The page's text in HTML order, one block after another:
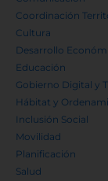
Coordinación
Cultura
Desarrollo
Educación
Gobierno Digital y
Hábitat y
Inclusión Social
Movilidad
Planificación
Salud